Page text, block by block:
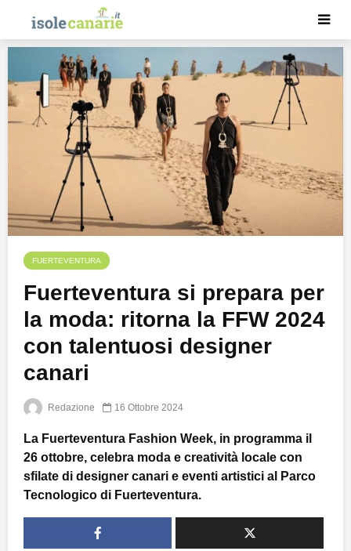
FUERTEVENTURA
Fuerteventura si prepara per
la moda: ritorna la FFW 2024
con talentuosi designer
canari
Redazione 16 Ottobre 2024
La Fuerteventura Fashion Week, in programma il
26 ottobre, celebra moda e creatività locale con
sfilate di designer canari e eventi artistici al Parco
Tecnologico di Fuerteventura.